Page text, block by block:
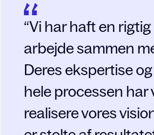
Vi har haft en
arbejde sammen
Deres ekspertise
hele processen
realisere vores